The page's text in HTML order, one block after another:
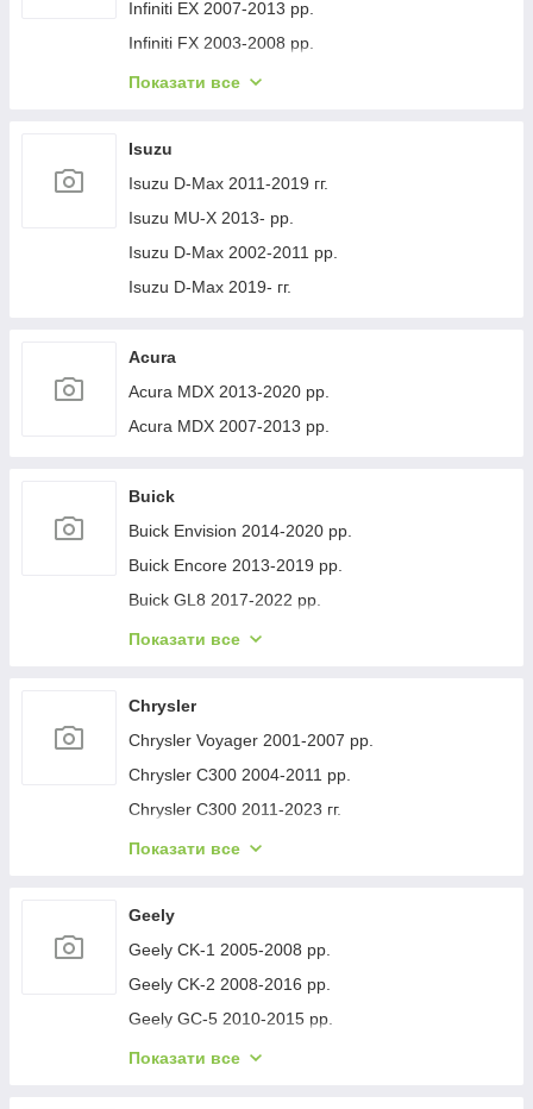
Jeep Cherokee XJ 1984-2001 гг.
Infiniti EX 2007-2013 рр.
Infiniti FX 2003-2008 рр.
Infiniti FX 2008-2012 рр.
Infiniti Q30 2015-2024 гг.
Infiniti Q50/Q60 2013-2024 рр.
Infiniti QX50 2013-2017 рр.
Infiniti QX56 2010-2013 рр.
Infiniti QX70 2013-2019 рр.
Infiniti G25/G35/37 (V36/CV36) 2006-2015 гг.
Infinity Q70/M-series 2010-2019 рр.
Infiniti QX80 2013-2024 рр.
Показати все
Isuzu
Isuzu D-Max 2011-2019 гг.
Isuzu MU-X 2013- рр.
Isuzu D-Max 2002-2011 рр.
Isuzu D-Max 2019- гг.
Acura
Acura MDX 2013-2020 рр.
Acura MDX 2007-2013 рр.
Buick
Buick Envision 2014-2020 рр.
Buick Encore 2013-2019 рр.
Buick GL8 2017-2022 рр.
Buick Lacrosse 2017-2023 рр.
Buick Verano 2016-2021 рр.
Buick Enclave 2007-2012 рр.
Показати все
Chrysler
Chrysler Voyager 2001-2007 рр.
Chrysler C300 2004-2011 рр.
Chrysler C300 2011-2023 гг.
Chrysler Voyager 1996-2001 рр.
Chrysler 200 II 2014-2017 рр.
Показати все
Geely
Geely CK-1 2005-2008 рр.
Geely CK-2 2008-2016 рр.
Geely GC-5 2010-2015 рр.
Geely GC-6 2014-2020 рр.
Показати все